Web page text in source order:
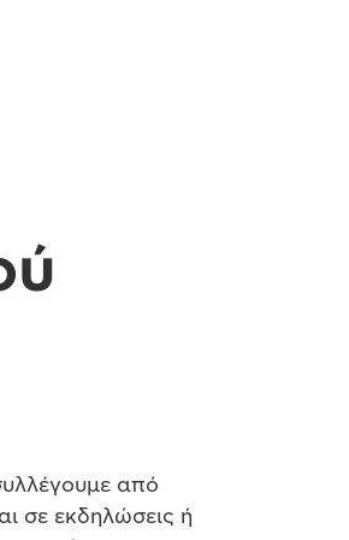
από
σε εκδηλώσεις ή